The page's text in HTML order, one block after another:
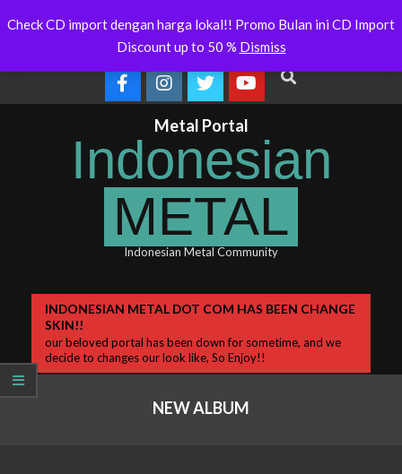
to
News
Online
Search
Metal Portal
Indonesian
METAL
Indonesian Metal Community
Primary
Navigation
INDONESIAN METAL DOT COM HAS BEEN CHANGE
SKIN!!
our beloved portal has been down for sometime, and we
decide to changes our look like, So Enjoy!!
NEW ALBUM
Check CD import dengan harga lokal!! Promo Bulan ini CD Import
Discount up to 50 % Dismiss